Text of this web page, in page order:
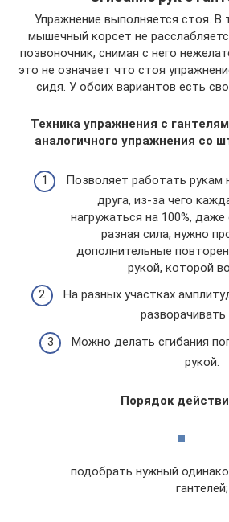
Упражнение выполняется стоя. В
мышечный корсет не
позвоночник, снимая с него
это не означает что стоя
сидя. У обоих вариантов есть
Техника упражнения с
аналогичного упражнения со
Позволяет работать рукам
друга, из-за чего
нагружаться на 100%, даже
разная сила, нужно
дополнительные
рукой, которой
На разных участках
разворачивать
Можно делать сгибания
рукой.
Порядок
подобрать нужный
гантелей;